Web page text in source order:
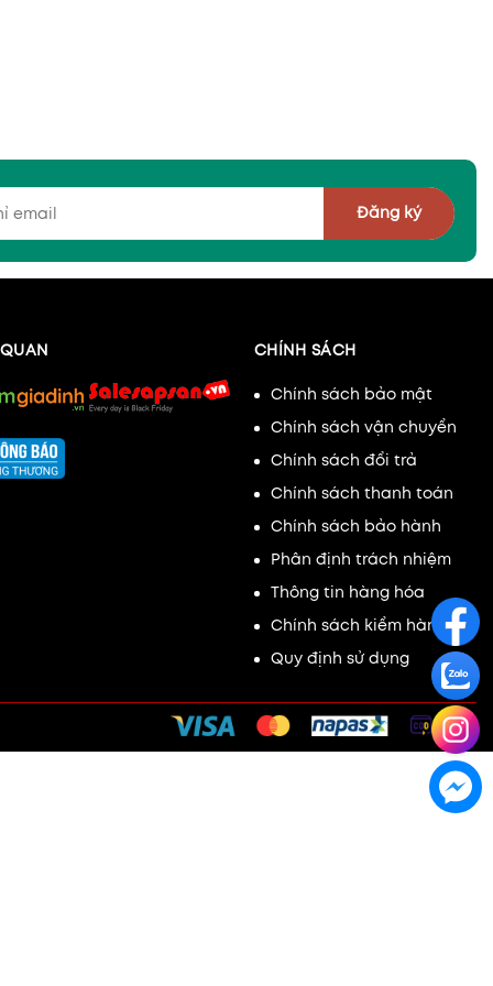
Đăng ký
CHÍNH SÁCH
Chính sách bảo mật
Chính sách vận chuyển
Chính sách đổi trả
Chính sách thanh toán
Chính sách bảo hành
Phân định trách nhiệm
Thông tin hàng hóa
Chính sách kiểm hàng
Quy định sử dụng